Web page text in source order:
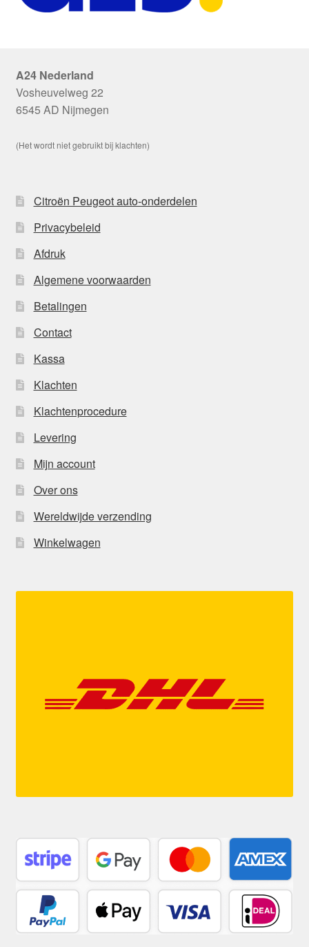
A24 Nederland
Vosheuvelweg 22
6545 AD Nijmegen
(Het wordt niet gebruikt bij klachten)
Citroën Peugeot auto-onderdelen
Privacybeleid
Afdruk
Algemene voorwaarden
Betalingen
Contact
Kassa
Klachten
Klachtenprocedure
Levering
Mijn account
Over ons
Wereldwijde verzending
Winkelwagen